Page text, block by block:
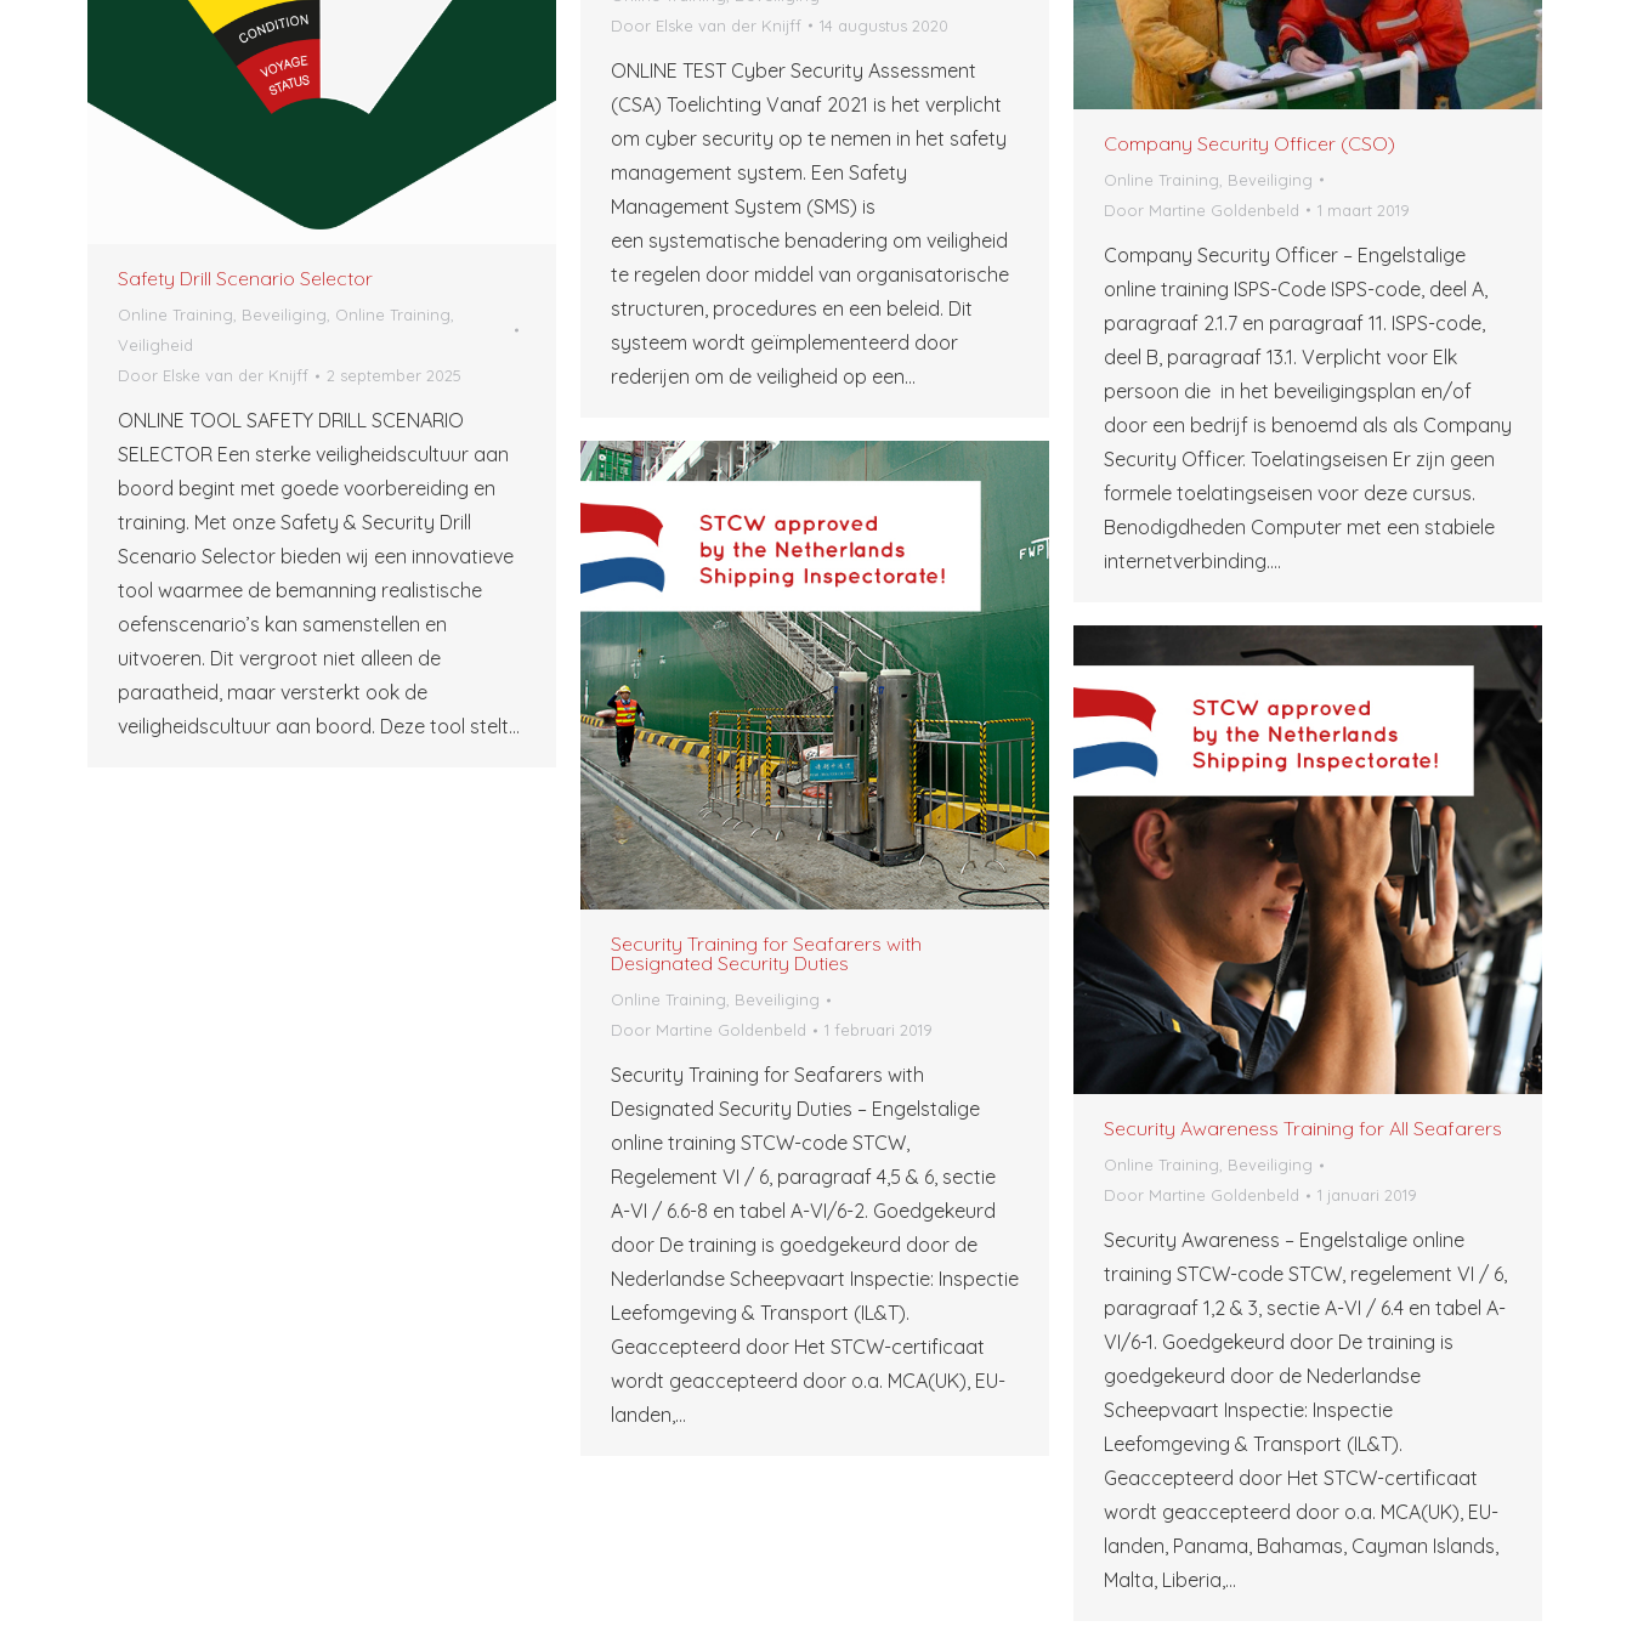
Safety Drill Scenario Selector
Online Training, Beveiliging Online Training,
Veiligheid
Door Elske van der Knijff 2 september 2025
ONLINE TOOL SAFETY DRILL SCENARIO
SELECTOR Een sterke veiligheidscultuur aan
boord begint met goede voorbereiding en
training. Met onze Safety & Security Drill
Scenario Selector bieden wij een innovatieve
tool waarmee de bemanning realistische
oefenscenario’s kan samenstellen en
uitvoeren. Dit vergroot niet alleen de
paraatheid, maar versterkt ook de
veiligheidscultuur aan boord. Deze tool stelt…
Door Elske van der Knijff 14 augustus 2020
ONLINE TEST Cyber Security Assessment
(CSA) Toelichting Vanaf 2021 is het verplicht
om cyber security op te nemen in het safety
management system. Een Safety
Management System (SMS) is
een systematische benadering om veiligheid
te regelen door middel van organisatorische
structuren, procedures en een beleid. Dit
systeem wordt geïmplementeerd door
rederijen om de veiligheid op een…
Company Security Officer (CSO)
Online Training, Beveiliging
Door Martine Goldenbeld 1 maart 2019
Company Security Officer – Engelstalige
online training ISPS-Code ISPS-code, deel A,
paragraaf 2.1.7 en paragraaf 11. ISPS-code,
deel B, paragraaf 13.1. Verplicht voor Elk
persoon die in het beveiligingsplan en/of
door een bedrijf is benoemd als als Company
Security Officer. Toelatingseisen Er zijn geen
formele toelatingseisen voor deze cursus.
Benodigdheden Computer met een stabiele
internetverbinding.…
Security Training for Seafarers with
Designated Security Duties
Online Training, Beveiliging
Door Martine Goldenbeld 1 februari 2019
Security Training for Seafarers with
Designated Security Duties – Engelstalige
online training STCW-code STCW,
Regelement VI / 6, paragraaf 4,5 & 6, sectie
A-VI / 6.6-8 en tabel A-VI/6-2. Goedgekeurd
door De training is goedgekeurd door de
Nederlandse Scheepvaart Inspectie: Inspectie
Leefomgeving & Transport (IL&T).
Geaccepteerd door Het STCW-certificaat
wordt geaccepteerd door o.a. MCA(UK), EU-
landen,…
Security Awareness Training for All Seafarers
Online Training, Beveiliging
Door Martine Goldenbeld 1 januari 2019
Security Awareness – Engelstalige online
training STCW-code STCW, regelement VI / 6,
paragraaf 1,2 & 3, sectie A-VI / 6.4 en tabel A-
VI/6-1. Goedgekeurd door De training is
goedgekeurd door de Nederlandse
Scheepvaart Inspectie: Inspectie
Leefomgeving & Transport (IL&T).
Geaccepteerd door Het STCW-certificaat
wordt geaccepteerd door o.a. MCA(UK), EU-
landen, Panama, Bahamas, Cayman Islands,
Malta, Liberia,…